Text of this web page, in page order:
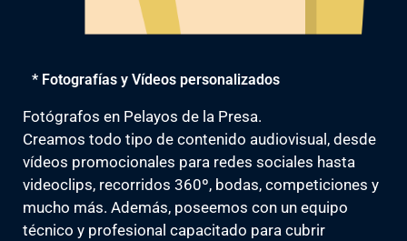
* Fotografías y Vídeos personalizados
Fotógrafos en Pelayos de la Presa.
Creamos todo tipo de contenido audiovisual, desde
vídeos promocionales para redes sociales hasta
videoclips, recorridos 360º, bodas, competiciones y
mucho más. Además, poseemos con un equipo
técnico y profesional capacitado para cubrir